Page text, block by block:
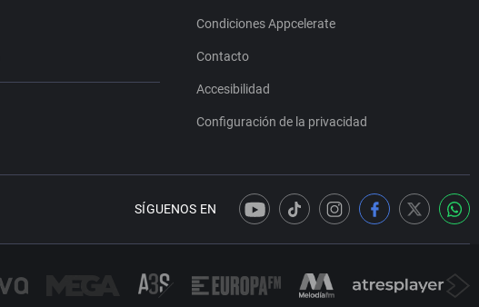
Condiciones Appcelerate
Contacto
Accesibilidad
Configuración de la privacidad
SÍGUENOS EN